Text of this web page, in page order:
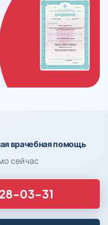
врачебная помощь
сейчас
03-31